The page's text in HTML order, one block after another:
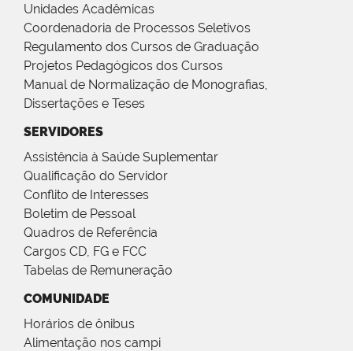
Unidades Acadêmicas
Coordenadoria de Processos Seletivos
Regulamento dos Cursos de Graduação
Projetos Pedagógicos dos Cursos
Manual de Normalização de Monografias,
Dissertações e Teses
SERVIDORES
Assistência à Saúde Suplementar
Qualificação do Servidor
Conflito de Interesses
Boletim de Pessoal
Quadros de Referência
Cargos CD, FG e FCC
Tabelas de Remuneração
COMUNIDADE
Horários de ônibus
Alimentação nos campi